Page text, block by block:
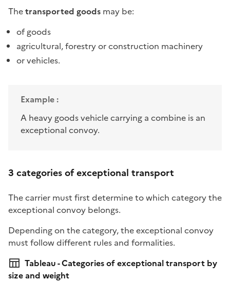
Thetransported goods may be:
of goods
agricultural, forestry or construction machinery
or vehicles.
Example :
A heavy goods vehicle carrying a combine is an
exceptional convoy.
3 categories of exceptional transport
The carrier must first determine to which category the
exceptional convoy belongs.
Depending on the category, the exceptional convoy
must follow different rules and formalities.
Tableau - Categories of exceptional transport by
size and weight